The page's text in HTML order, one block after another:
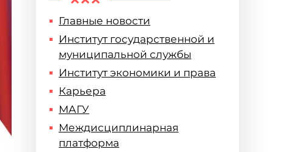
Главные новости
Институт государственной и
муниципальной службы
Институт экономики и права
Карьера
МАГУ
Междисциплинарная
платформа